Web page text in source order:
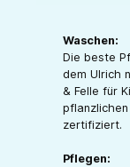
Waschen:
Die beste
dem Ulrich
& Felle für
zertifiziert.
Pflegen: